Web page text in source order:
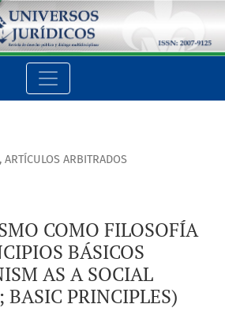
FILOSOFÍA SOCIAL; PRINCIPIOS
, ARTÍCULOS ARBITRADOS
COMO FILOSOFÍA
BÁSICOS
AS A SOCIAL
BASIC PRINCIPLES)